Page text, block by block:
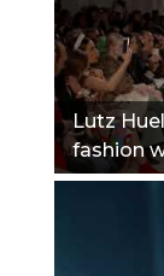
Lutz
fashion